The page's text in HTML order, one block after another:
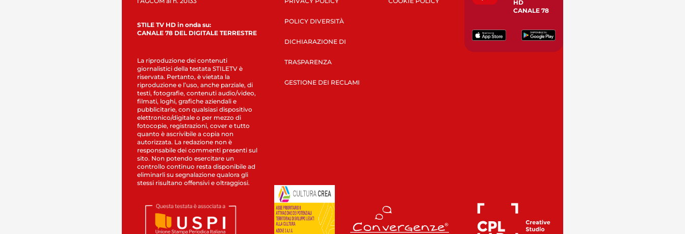
STILE TV HD in onda su:
CANALE 78 DEL DIGITALE TERRESTRE
La riproduzione dei contenuti
giornalistici della testata STILETV è
riservata. Pertanto, è vietata la
riproduzione e l’uso, anche parziale, di
testi, fotografie, contenuti audio/video,
filmati, loghi, grafiche aziendali e
pubblicitarie, con qualsiasi dispositivo
elettronico/digitale o per mezzo di
fotocopie, registrazioni, cover e tutto
quanto è ascrivibile a copia non
autorizzata. La redazione non è
responsabile dei commenti presenti sul
sito. Non potendo esercitare un
controllo continuo resta disponibile ad
eliminarli su segnalazione qualora gli
stessi risultano offensivi e oltraggiosi.
POLICY DIVERSITÀ
DICHIARAZIONE DI
TRASPARENZA
GESTIONE DEI RECLAMI
HD
CANALE 78